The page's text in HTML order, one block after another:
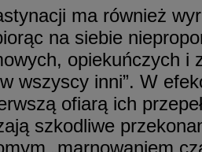
ma również
na siebie
opiekuńczych i
wszyscy inni”. W
ofiarą ich
szkodliwe
„marnowaniem